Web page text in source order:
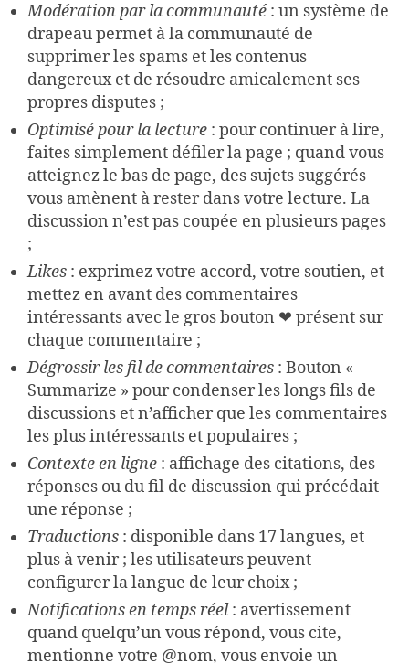
Modération par la communauté : un système de
drapeau permet à la communauté de
supprimer les spams et les contenus
dangereux et de résoudre amicalement ses
propres disputes ;
Optimisé pour la lecture : pour continuer à lire,
faites simplement défiler la page ; quand vous
atteignez le bas de page, des sujets suggérés
vous amènent à rester dans votre lecture. La
discussion n’est pas coupée en plusieurs pages
;
Likes : exprimez votre accord, votre soutien, et
mettez en avant des commentaires
intéressants avec le gros bouton ❤ présent sur
chaque commentaire ;
Dégrossir les fil de commentaires : Bouton «
Summarize » pour condenser les longs fils de
discussions et n’afficher que les commentaires
les plus intéressants et populaires ;
Contexte en ligne : affichage des citations, des
réponses ou du fil de discussion qui précédait
une réponse ;
Traductions : disponible dans 17 langues, et
plus à venir ; les utilisateurs peuvent
configurer la langue de leur choix ;
Notifications en temps réel: avertissement
quand quelqu’un vous répond, vous cite,
mentionne votre @nom, vous envoie un